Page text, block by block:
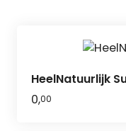
HeelNatuurlijk
0,00